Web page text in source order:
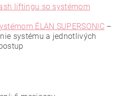
liftingu so systémom
ÉLAN SUPERSONIC –
systému a jednotlivých